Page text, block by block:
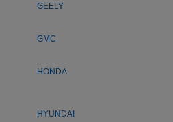
GEELY
GMC
HONDA
HYUNDAI